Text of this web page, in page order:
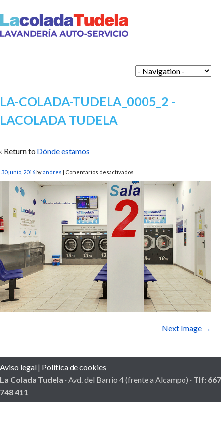
LA-COLADA-TUDELA_0005_2 -
LACOLADA TUDELA
‹ Return to Dónde estamos
30 junio, 2016 by andres | Comentarios desactivados
colada-
tudela_0005_2
Next Image →
Aviso legal | Política de cookies
La Colada Tudela · Avd. del Barrio 4 (frente a Alcampo) · Tlf: 667
748 411